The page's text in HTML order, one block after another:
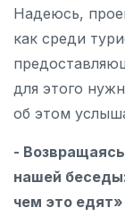
Надеюсь,
как среди
для этого
об этом
-
нашей
чем это